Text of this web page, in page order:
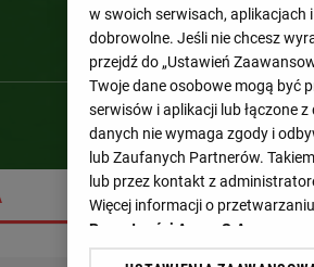
SZCZEGÓŁY
w swoich serwisach, aplikacjach
dobrowolne. Jeśli nie chcesz
przejdź do „Ustawień
Twoje dane osobowe mogą być
serwisów i aplikacji lub łączone
danych nie wymaga zgody i
lub Zaufanych Partnerów.
lub przez kontakt z
Więcej informacji o
Prywatności Agora S.A.